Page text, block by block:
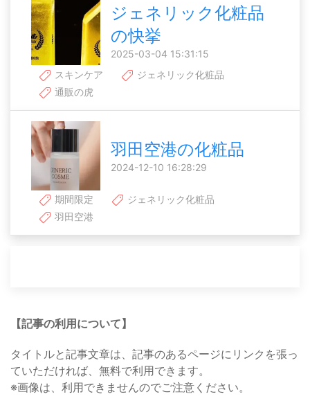
ジェネリック化粧品
の快挙
2025-03-04 15:31:15
スキンケア
ジェネリック化粧品
通販の虎
羽田空港の化粧品
2024-12-10 16:28:29
期間限定
ジェネリック化粧品
羽田空港
【記事の利用について】
タイトルと記事文章は、記事のあるページにリンクを張っ
ていただければ、無料で利用できます。
※画像は、利用できませんのでご注意ください。